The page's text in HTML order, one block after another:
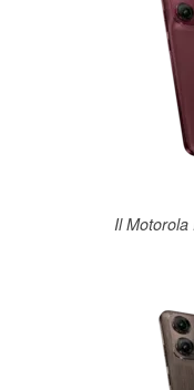
Il Motorola